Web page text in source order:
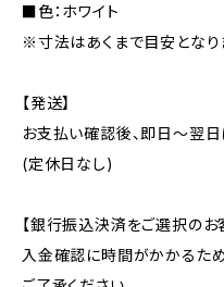
■色：ホワイト
※寸法はあくまで目安となり
【発送】
お支払い確認後、即日〜翌日
(定休日なし)
【銀行振込決済をご選択のお
入金確認に時間がかかるた